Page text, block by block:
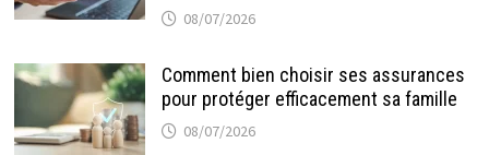
08/07/2026
Comment bien choisir ses assurances
pour protéger efficacement sa famille
08/07/2026